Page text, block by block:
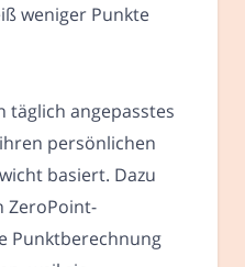
weniger Punkte
täglich angepasstes
persönlichen
basiert. Dazu
ZeroPoint-
Punktberechnung